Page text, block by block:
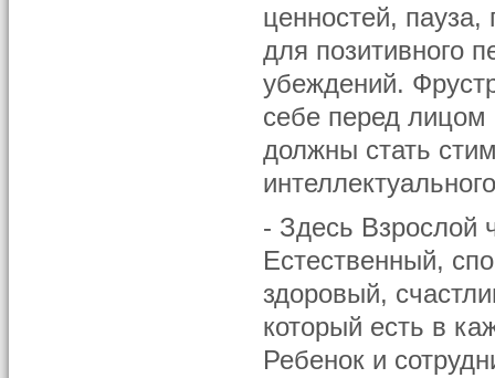
ценностей,
для позитивного
убеждений.
себе перед
должны стать
- Здесь Взрослой
Естественный,
здоровый,
который есть в
Ребенок и